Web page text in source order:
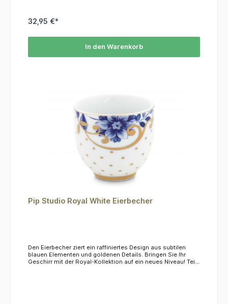
32,95 €*
In den Warenkorb
Pip Studio Royal White Eierbecher
Den Eierbecher ziert ein raffiniertes Design aus subtilen
blauen Elementen und goldenen Details. Bringen Sie Ihr
Geschirr mit der Royal-Kollektion auf ein neues Niveau! Teil